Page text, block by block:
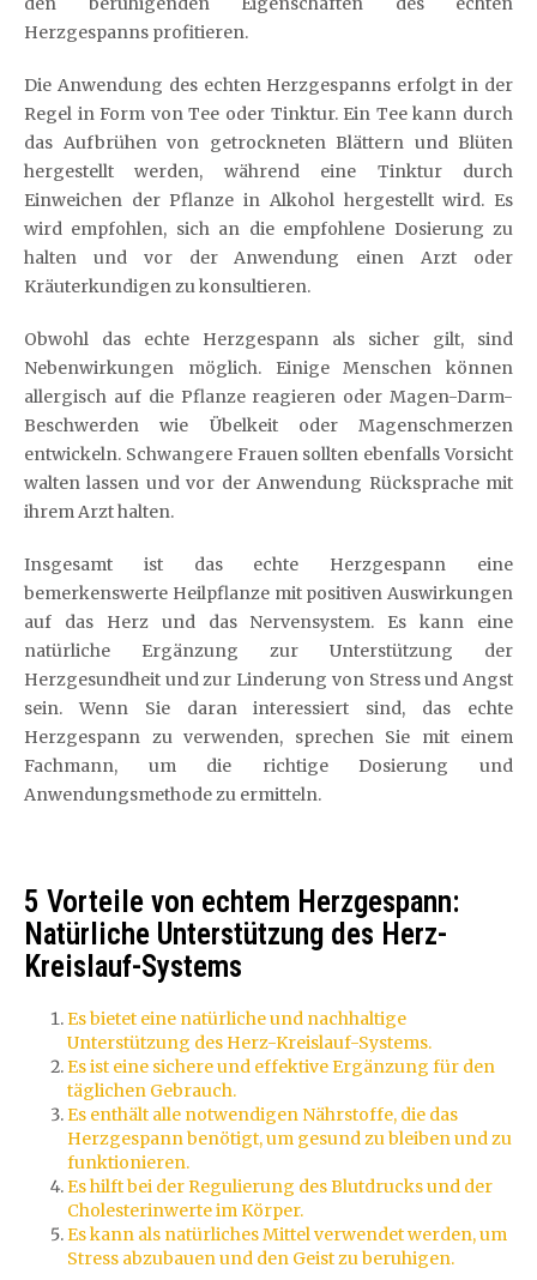
Herzgespanns profitieren.
Die Anwendung des echten Herzgespanns erfolgt in der
Regel in Form von Tee oder Tinktur. Ein Tee kann durch
das Aufbrühen von getrockneten Blättern und Blüten
hergestellt werden, während eine Tinktur durch
Einweichen der Pflanze in Alkohol hergestellt wird. Es
wird empfohlen, sich an die empfohlene Dosierung zu
halten und vor der Anwendung einen Arzt oder
Kräuterkundigen zu konsultieren.
Obwohl das echte Herzgespann als sicher gilt, sind
Nebenwirkungen möglich. Einige Menschen können
allergisch auf die Pflanze reagieren oder Magen-Darm-
Beschwerden wie Übelkeit oder Magenschmerzen
entwickeln. Schwangere Frauen sollten ebenfalls Vorsicht
walten lassen und vor der Anwendung Rücksprache mit
ihrem Arzt halten.
Insgesamt ist das echte Herzgespann eine
bemerkenswerte Heilpflanze mit positiven Auswirkungen
auf das Herz und das Nervensystem. Es kann eine
natürliche Ergänzung zur Unterstützung der
Herzgesundheit und zur Linderung von Stress und Angst
sein. Wenn Sie daran interessiert sind, das echte
Herzgespann zu verwenden, sprechen Sie mit einem
Fachmann, um die richtige Dosierung und
Anwendungsmethode zu ermitteln.
5 Vorteile von echtem Herzgespann:
Natürliche Unterstützung des Herz-
Kreislauf-Systems
Es bietet eine natürliche und nachhaltige
Unterstützung des Herz-Kreislauf-Systems.
Es ist eine sichere und effektive Ergänzung für den
täglichen Gebrauch.
Es enthält alle notwendigen Nährstoffe, die das
Herzgespann benötigt, um gesund zu bleiben und zu
funktionieren.
Es hilft bei der Regulierung des Blutdrucks und der
Cholesterinwerte im Körper.
Es kann als natürliches Mittel verwendet werden, um
Stress abzubauen und den Geist zu beruhigen.